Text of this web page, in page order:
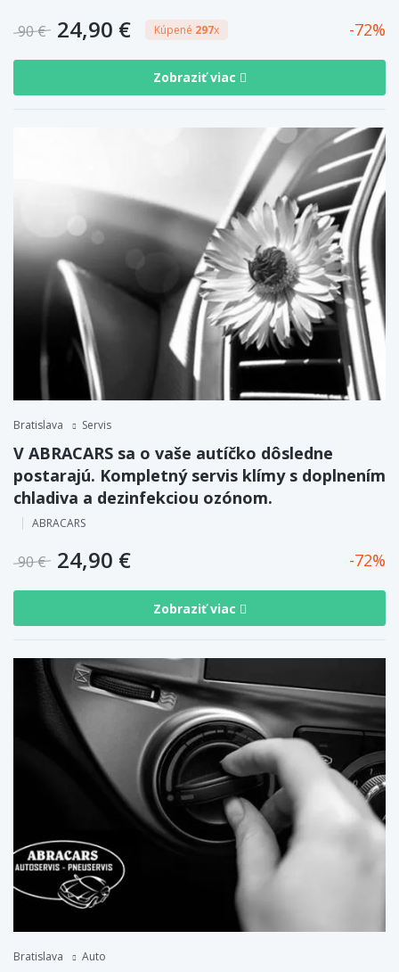
90 € 24,90 € Kúpené 297x 72
Zobraziť viac
Bratislava Servis
V ABRACARS sa o vaše autíčko dôsledne
postarajú. Kompletný servis klímy s doplnením
chladiva a dezinfekciou ozónom.
ABRACARS
90 € 24,90 € 72
Zobraziť viac
Bratislava Auto